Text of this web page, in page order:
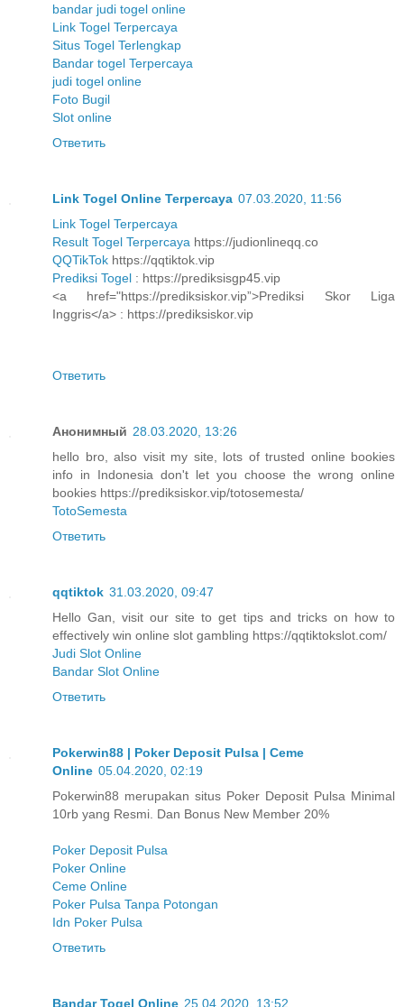
bandar judi togel online
Link Togel Terpercaya
Situs Togel Terlengkap
Bandar togel Terpercaya
judi togel online
Foto Bugil
Slot online
Ответить
Link Togel Online Terpercaya 07.03.2020, 11:56
Link Togel Terpercaya
Result Togel Terpercaya https://judionlineqq.co
QQTikTok https://qqtiktok.vip
Prediksi Togel : https://prediksisgp45.vip
<a href="https://prediksiskor.vip”>Prediksi Skor Liga
Inggris</a> : https://prediksiskor.vip
Ответить
Анонимный 28.03.2020, 13:26
hello bro, also visit my site, lots of trusted online bookies
info in Indonesia don't let you choose the wrong online
bookies https://prediksiskor.vip/totosemesta/
TotoSemesta
Ответить
qqtiktok 31.03.2020, 09:47
Hello Gan, visit our site to get tips and tricks on how to
effectively win online slot gambling https://qqtiktokslot.com/
Judi Slot Online
Bandar Slot Online
Ответить
Pokerwin88 | Poker Deposit Pulsa | Ceme
Online 05.04.2020, 02:19
Pokerwin88 merupakan situs Poker Deposit Pulsa Minimal
10rb yang Resmi. Dan Bonus New Member 20%
Poker Deposit Pulsa
Poker Online
Ceme Online
Poker Pulsa Tanpa Potongan
Idn Poker Pulsa
Ответить
Bandar Togel Online 25.04.2020, 13:52